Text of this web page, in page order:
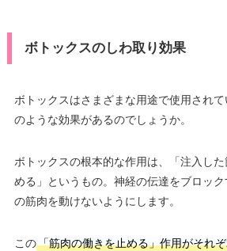
ボトックスのしわ取り効果
ボトックスはさまざまな用途で使用され
のような効果があるのでしょうか。
ボトックスの根本的な作用は、「注入し
める」というもの。神経の伝達をブロッ
の筋肉を動けないようにします。
この「筋肉の働きを止める」作用がそれ